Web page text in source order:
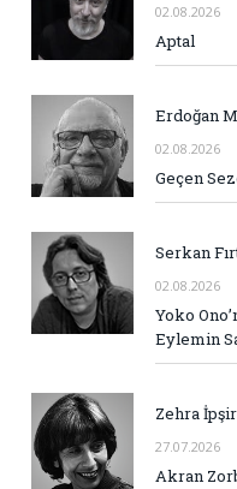
02.08.2026
Aptal
Erdoğan
02.08.2026
Geçen
Serkan
02.08.2026
Yoko
Eylemin
Zehra
27.07.2026
Akran